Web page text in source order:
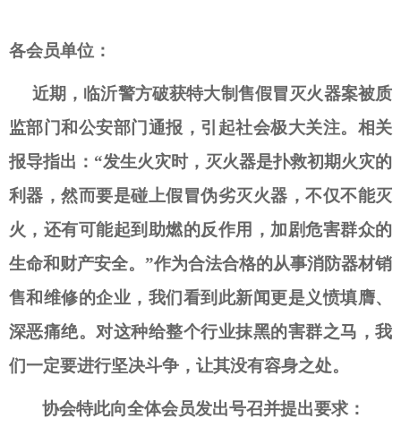
各会员单位：
近期， 临沂警方破获特大制售假冒灭火器案被质
监部门和公安部门通报，引起社会极大关注。相关
报导指出： “发生火灾时，灭火器是扑救初期火灾的
利器，然而要是碰上假冒伪劣灭火器，不仅不能灭
火，还有可能起到助燃的反作用，加剧危害群众的
生命和财产安全。 ”作为合法合格的从事消防器材销
售和维修的企业，我们看到此新闻更是义愤填膺、
深恶痛绝。对这种给整个行业抹黑的害群之马，我
们一定要进行坚决斗争，让其没有容身之处。
协会特此向全体会员发出号召并提出要求：